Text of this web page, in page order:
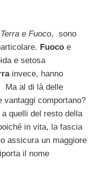
e Fuoco, sono
Fuoco e
e setosa
invece, hanno
Ma al di là delle
vantaggi comportano?
quelli del resto della
in vita, la fascia
assicura un maggiore
il nome